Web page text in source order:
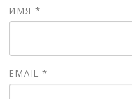
ИМЯ*
EMAIL*